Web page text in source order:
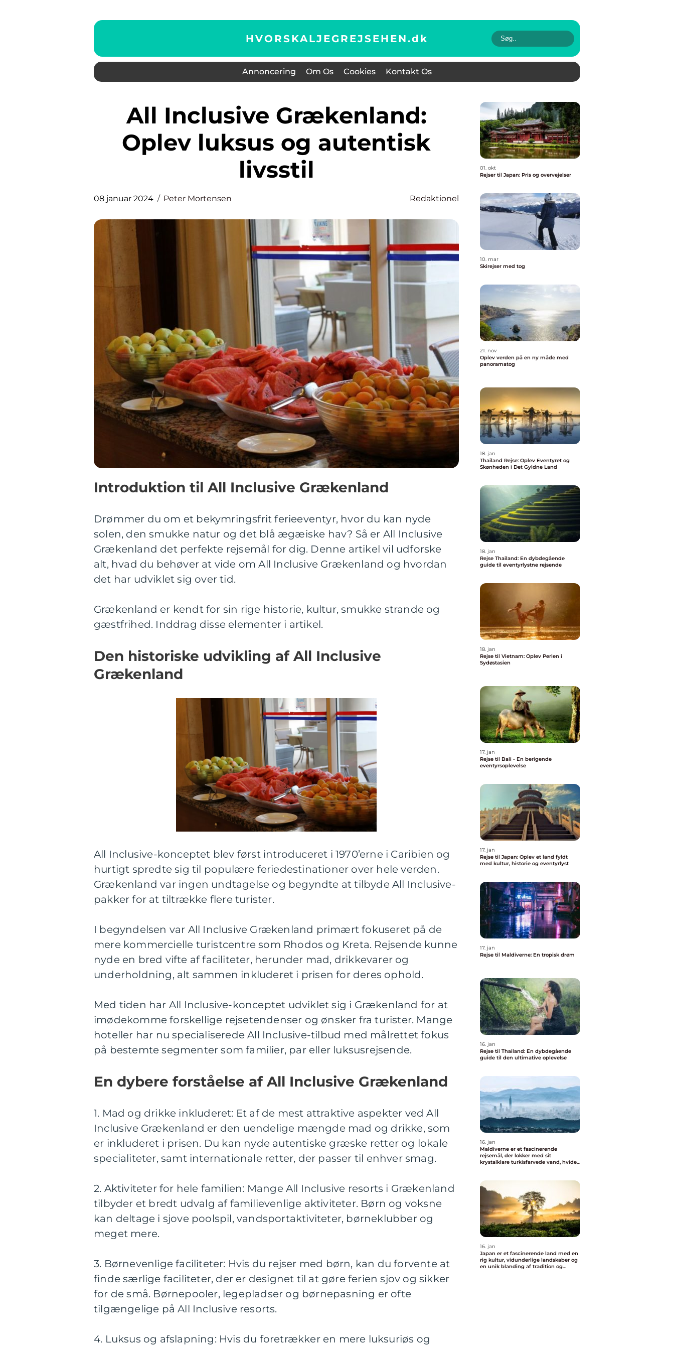
HVORSKALJEGREJSEHEN.dk
Annoncering Om Os Cookies Kontakt Os
All Inclusive Grækenland:
Oplev luksus og autentisk
livsstil
08 januar 2024 Peter Mortensen Redaktionel
Introduktion til All Inclusive Grækenland
Drømmer du om et bekymringsfrit ferieeventyr, hvor du kan nyde
solen, den smukke natur og det blå ægæiske hav? Så er All Inclusive
Grækenland det perfekte rejsemål for dig. Denne artikel vil udforske
alt, hvad du behøver at vide om All Inclusive Grækenland og hvordan
det har udviklet sig over tid.
Grækenland er kendt for sin rige historie, kultur, smukke strande og
gæstfrihed. Inddrag disse elementer i artikel.
Den historiske udvikling af All Inclusive
Grækenland
All Inclusive-konceptet blev først introduceret i 1970’erne i Caribien og
hurtigt spredte sig til populære feriedestinationer over hele verden.
Grækenland var ingen undtagelse og begyndte at tilbyde All Inclusive-
pakker for at tiltrække flere turister.
I begyndelsen var All Inclusive Grækenland primært fokuseret på de
mere kommercielle turistcentre som Rhodos og Kreta. Rejsende kunne
nyde en bred vifte af faciliteter, herunder mad, drikkevarer og
underholdning, alt sammen inkluderet i prisen for deres ophold.
Med tiden har All Inclusive-konceptet udviklet sig i Grækenland for at
imødekomme forskellige rejsetendenser og ønsker fra turister. Mange
hoteller har nu specialiserede All Inclusive-tilbud med målrettet fokus
på bestemte segmenter som familier, par eller luksusrejsende.
En dybere forståelse af All Inclusive Grækenland
1. Mad og drikke inkluderet: Et af de mest attraktive aspekter ved All
Inclusive Grækenland er den uendelige mængde mad og drikke, som
er inkluderet i prisen. Du kan nyde autentiske græske retter og lokale
specialiteter, samt internationale retter, der passer til enhver smag.
2. Aktiviteter for hele familien: Mange All Inclusive resorts i Grækenland
tilbyder et bredt udvalg af familievenlige aktiviteter. Børn og voksne
kan deltage i sjove poolspil, vandsportaktiviteter, børneklubber og
meget mere.
3. Børnevenlige faciliteter: Hvis du rejser med børn, kan du forvente at
finde særlige faciliteter, der er designet til at gøre ferien sjov og sikker
for de små. Børnepooler, legepladser og børnepasning er ofte
tilgængelige på All Inclusive resorts.
4. Luksus og afslapning: Hvis du foretrækker en mere luksuriøs og
01. okt
Rejser til Japan: Pris og overvejelser
10. mar
Skirejser med tog
21. nov
Oplev verden på en ny måde med
panoramatog
18. jan
Thailand Rejse: Oplev Eventyret og
Skønheden i Det Gyldne Land
18. jan
Rejse Thailand: En dybdegående
guide til eventyrlystne rejsende
18. jan
Rejse til Vietnam: Oplev Perlen i
Sydøstasien
17. jan
Rejse til Bali - En berigende
eventyrsoplevelse
17. jan
Rejse til Japan: Oplev et land fyldt
med kultur, historie og eventyrlyst
17. jan
Rejse til Maldiverne: En tropisk drøm
16. jan
Rejse til Thailand: En dybdegående
guide til den ultimative oplevelse
16. jan
Maldiverne er et fascinerende
rejsemål, der lokker med sit
krystalklare turkisfarvede vand, hvide
16. jan
Japan er et fascinerende land med en
rig kultur, vidunderlige landskaber og
en unik blanding af tradition og